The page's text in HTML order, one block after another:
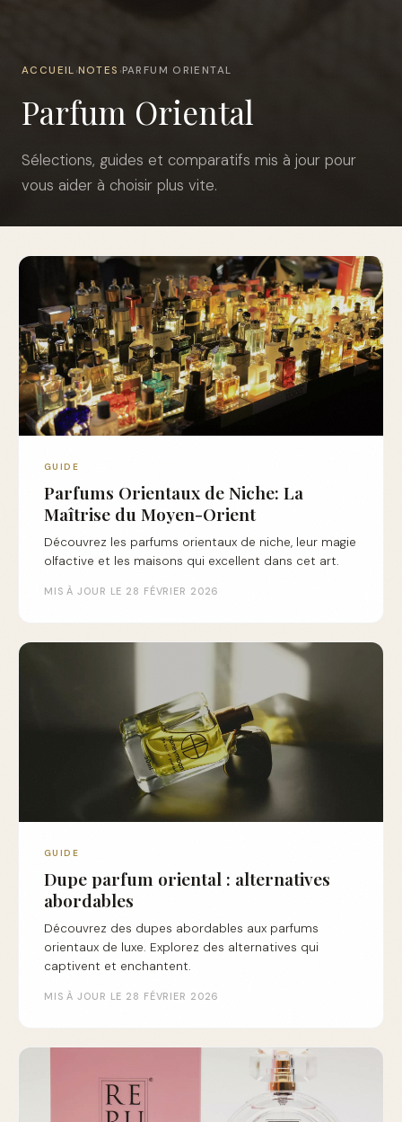
ACCUEIL ›NOTES ›PARFUM ORIENTAL
Parfum Oriental
Sélections, guides et comparatifs mis à jour pour
vous aider à choisir plus vite.
GUIDE
Parfums Orientaux de Niche: La
Maîtrise du Moyen-Orient
Découvrez les parfums orientaux de niche, leur magie
olfactive et les maisons qui excellent dans cet art.
MIS À JOUR LE 28 FÉVRIER 2026
GUIDE
Dupe parfum oriental : alternatives
abordables
Découvrez des dupes abordables aux parfums
orientaux de luxe. Explorez des alternatives qui
captivent et enchantent.
MIS À JOUR LE 28 FÉVRIER 2026